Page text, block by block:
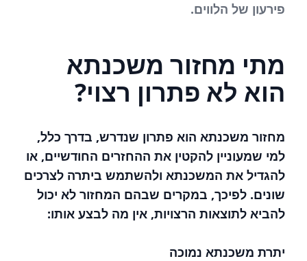
פירעון של הלווים.
מתי מחזור משכנתא
הוא לא פתרון רצוי?
מחזור משכנתא הוא פתרון שנדרש, בדרך כלל,
למי שמעוניין להקטין את ההחזרים החודשיים, או
להגדיל את המשכנתא ולהשתמש ביתרה לצרכים
שונים. לפיכך, במקרים שבהם המחזור לא יכול
להביא לתוצאות הרצויות, אין מה לבצע אותו:
יתרת משכנתא נמוכה